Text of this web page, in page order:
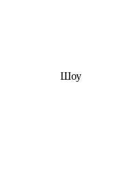
Шоу